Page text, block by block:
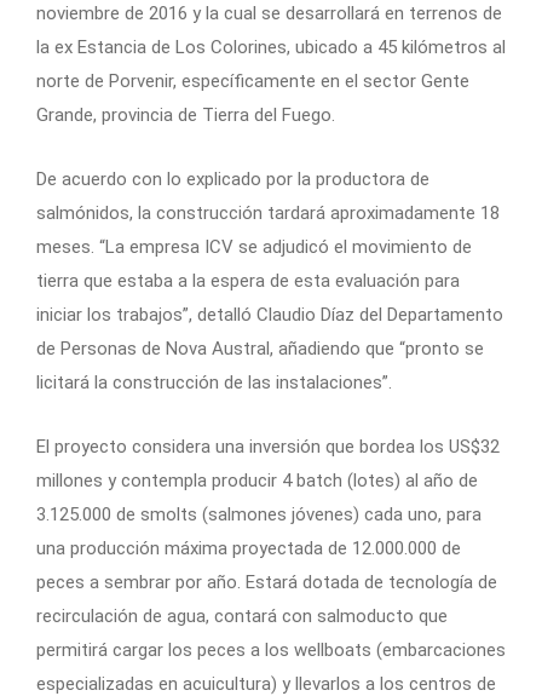
noviembre de 2016 y la cual se desarrollará en terrenos de
la ex Estancia de Los Colorines, ubicado a 45 kilómetros al
norte de Porvenir, específicamente en el sector Gente
Grande, provincia de Tierra del Fuego.
De acuerdo con lo explicado por la productora de
salmónidos, la construcción tardará aproximadamente 18
meses. “La empresa ICV se adjudicó el movimiento de
tierra que estaba a la espera de esta evaluación para
iniciar los trabajos”, detalló Claudio Díaz del Departamento
de Personas de Nova Austral, añadiendo que “pronto se
licitará la construcción de las instalaciones”.
El proyecto considera una inversión que bordea los US$32
millones y contempla producir 4 batch (lotes) al año de
3.125.000 de smolts (salmones jóvenes) cada uno, para
una producción máxima proyectada de 12.000.000 de
peces a sembrar por año. Estará dotada de tecnología de
recirculación de agua, contará con salmoducto que
permitirá cargar los peces a los wellboats (embarcaciones
especializadas en acuicultura) y llevarlos a los centros de